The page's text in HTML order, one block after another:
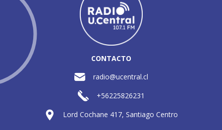
CONTACTO
radio@ucentral.cl
+56225826231
Lord Cochane 417, Santiago Centro